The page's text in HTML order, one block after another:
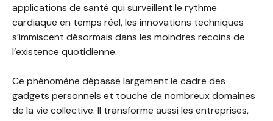
applications de santé qui surveillent le rythme
cardiaque en temps réel, les innovations techniques
s’immiscent désormais dans les moindres recoins de
l’existence quotidienne.
Ce phénomène dépasse largement le cadre des
gadgets personnels et touche de nombreux domaines
de la vie collective. Il transforme aussi les entreprises,